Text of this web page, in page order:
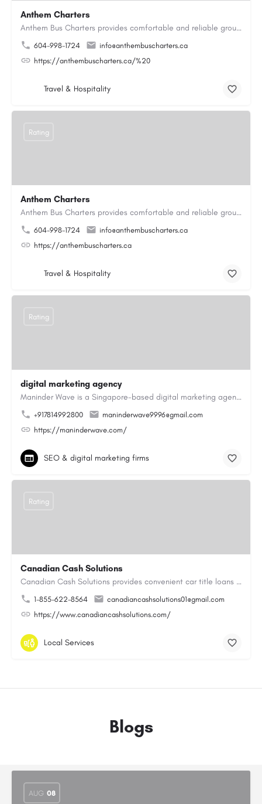
Anthem Charters
Anthem Bus Charters provides comfortable and reliable group transportation services across British Columbia.…
604-998-1724
info@anthembuscharters.ca
https://anthembuscharters.ca/%20
Travel & Hospitality
Anthem Charters
Anthem Bus Charters provides comfortable and reliable group transportation services across British Columbia.…
604-998-1724
info@anthembuscharters.ca
https://anthembuscharters.ca
Rating
Travel & Hospitality
digital marketing agency
Maninder Wave is a Singapore-based digital marketing agency dedicated to helping businesses grow through…
+917814992800
maninderwave9996@gmail.com
https://maninderwave.com/
Rating
SEO & digital marketing firms
Canadian Cash Solutions
Canadian Cash Solutions provides convenient car title loans in Vancouver to help you access cash by using…
1-855-622-8564
canadiancashsolutions01@gmail.com
https://www.canadiancashsolutions.com/
Rating
Local Services
Blogs
AUG 08